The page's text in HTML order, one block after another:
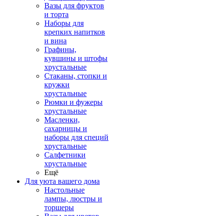
Вазы для фруктов
и торта
Наборы для
крепких напитков
и вина
Графины,
кувшины и штофы
хрустальные
Стаканы, стопки и
кружки
хрустальные
Рюмки и фужеры
хрустальные
Масленки,
сахарницы и
наборы для специй
хрустальные
Салфетники
хрустальные
Ещё
Для уюта вашего дома
Настольные
лампы, люстры и
торшеры